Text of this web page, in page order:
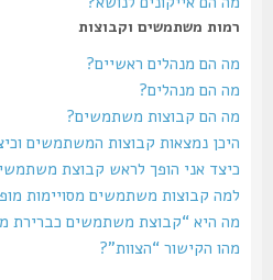
רמות משתמשים וקבוצות
מה הם מנהלים ראשיים?
מה הם מנהלים?
מה הם קבוצות משתמשים?
היכן נמצאות קבוצות המשתמשים וכיצד
כיצד אני הופך לראש קבוצת משתמשים?
למה קבוצות משתמשים מסויימות
מה היא “קבוצת משתמשים כברירת
מהו הקישור “הצוות”?